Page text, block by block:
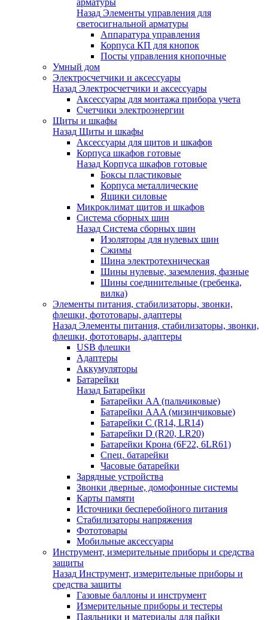
арматуры
Назад Элементы управления для
светосигнальной арматуры
Аппаратура управления
Корпуса КП для кнопок
Посты управления кнопочные
Умный дом
Электросчетчики и аксессуары
Назад Электросчетчики и аксессуары
Аксессуары для монтажа прибора учета
Счетчики электроэнергии
Щиты и шкафы
Назад Щиты и шкафы
Аксессуары для щитов и шкафов
Корпуса шкафов готовые
Назад Корпуса шкафов готовые
Боксы пластиковые
Корпуса металлические
Ящики силовые
Микроклимат щитов и шкафов
Система сборных шин
Назад Система сборных шин
Изоляторы для нулевых шин
Сжимы
Шина электротехническая
Шины нулевые, заземления, фазные
Шины соединительные (гребенка,
вилка)
Элементы питания, стабилизаторы, звонки,
флешки, фототовары, адаптеры
Назад Элементы питания, стабилизаторы, звонки,
флешки, фототовары, адаптеры
USB флешки
Адаптеры
Аккумуляторы
Батарейки
Назад Батарейки
Батарейки AA (пальчиковые)
Батарейки AAA (мизинчиковые)
Батарейки C (R14, LR14)
Батарейки D (R20, LR20)
Батарейки Крона (6F22, 6LR61)
Спец. батарейки
Часовые батарейки
Зарядные устройства
Звонки дверные, домофонные системы
Карты памяти
Источники бесперебойного питания
Стабилизаторы напряжения
Фототовары
Мобильные аксессуары
Инструмент, измерительные приборы и средства
защиты
Назад Инструмент, измерительные приборы и
средства защиты
Газовые баллоны и инструмент
Измерительные приборы и тестеры
Паяльники и материалы для пайки